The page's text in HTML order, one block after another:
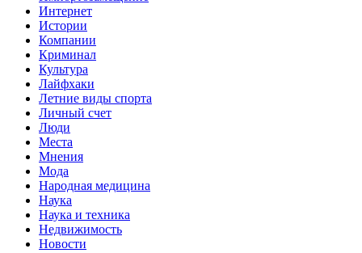
Интернет
Истории
Компании
Криминал
Культура
Лайфхаки
Летние виды спорта
Личный счет
Люди
Места
Мнения
Мода
Народная медицина
Наука
Наука и техника
Недвижимость
Новости